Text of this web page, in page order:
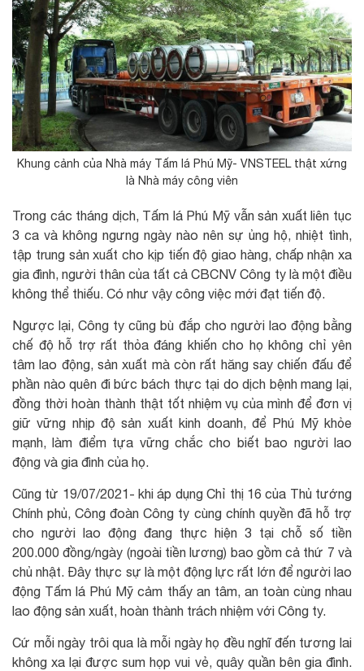
Khung cảnh của Nhà máy Tấm lá Phú Mỹ- VNSTEEL thật xứng
là Nhà máy công viên
Trong các tháng dịch, Tấm lá Phú Mỹ vẫn sản xuất liên tục
3 ca và không ngưng ngày nào nên sự ủng hộ, nhiệt tình,
tập trung sản xuất cho kịp tiến độ giao hàng, chấp nhận xa
gia đình, người thân của tất cả CBCNV Công ty là một điều
không thể thiếu. Có như vậy công việc mới đạt tiến độ.
Ngược lại, Công ty cũng bù đắp cho người lao động bằng
chế độ hỗ trợ rất thỏa đáng khiến cho họ không chỉ yên
tâm lao động, sản xuất mà còn rất hăng say chiến đấu để
phần nào quên đi bức bách thực tại do dịch bệnh mang lại,
đồng thời hoàn thành thật tốt nhiệm vụ của mình để đơn vị
giữ vững nhịp độ sản xuất kinh doanh, để Phú Mỹ khỏe
mạnh, làm điểm tựa vững chắc cho biết bao người lao
động và gia đình của họ.
Cũng từ 19/07/2021- khi áp dụng Chỉ thị 16 của Thủ tướng
Chính phủ, Công đoàn Công ty cùng chính quyền đã hỗ trợ
cho người lao động đang thực hiện 3 tại chỗ số tiền
200.000 đồng/ngày (ngoài tiền lương) bao gồm cả thứ 7 và
chủ nhật. Đây thực sự là một động lực rất lớn để người lao
động Tấm lá Phú Mỹ cảm thấy an tâm, an toàn cùng nhau
lao động sản xuất, hoàn thành trách nhiệm với Công ty.
Cứ mỗi ngày trôi qua là mỗi ngày họ đều nghĩ đến tương lai
không xa lại được sum họp vui vẻ, quây quần bên gia đình.